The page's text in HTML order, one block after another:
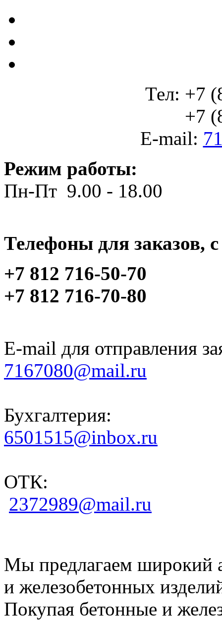
Тел: +7
+7
E-mail:
Режим работы:
Пн-Пт 9.00 - 18.00
Телефоны для заказов,
+7 812 716-50-70
+7 812 716-70-80
E-mail для отправления
7167080@mail.ru
Бухгалтерия:
6501515@inbox.ru
ОТК:
2372989@mail.ru
Мы предлагаем широкий
и железобетонных
Покупая бетонные и